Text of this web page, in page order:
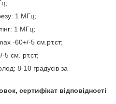
1 МГц;
1 МГц;
-60+/-5 см.рт.ст;
5 см. рт.ст;
8-10 градусів за
сертифікат відповідності